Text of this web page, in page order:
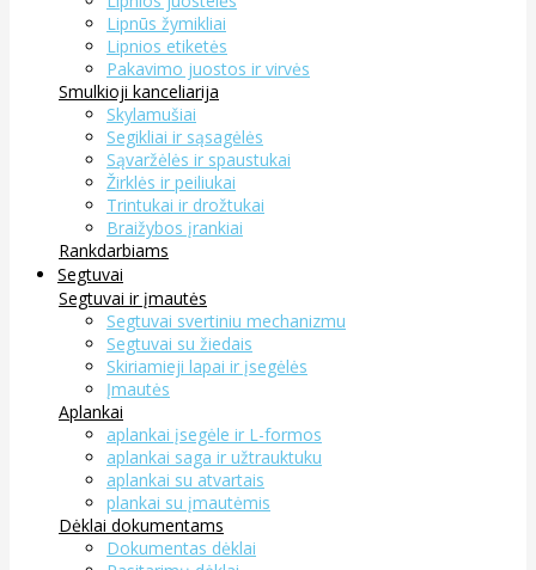
Lipnūs žymikliai
Lipnios etiketės
Pakavimo juostos ir virvės
Smulkioji kanceliarija
Skylamušiai
Segikliai ir sąsagėlės
Sąvaržėlės ir spaustukai
Žirklės ir peiliukai
Trintukai ir drožtukai
Braižybos įrankiai
Rankdarbiams
Segtuvai
Segtuvai ir įmautės
Segtuvai svertiniu mechanizmu
Segtuvai su žiedais
Skiriamieji lapai ir įsegėlės
Įmautės
Aplankai
aplankai įsegėle ir L-formos
aplankai saga ir užtrauktuku
aplankai su atvartais
plankai su įmautėmis
Dėklai dokumentams
Dokumentas dėklai